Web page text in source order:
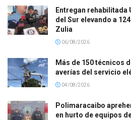
Entregan rehabilitada
del Sur elevando a
Zulia
06/08/2026
Más de 150 técnicos
averías del servicio
04/08/2026
Polimaracaibo
en hurto de equipos